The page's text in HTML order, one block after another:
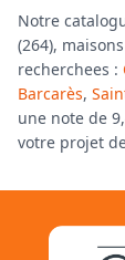
Notre
(264),
recherchees :
Barcarès,
une note de
votre projet